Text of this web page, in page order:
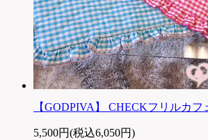
【GODPIVA】 CHECKフリルカフ
5,500円(税込6,050円)